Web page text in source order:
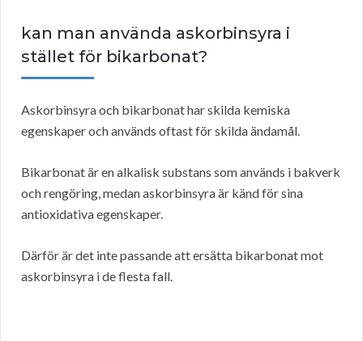
kan man använda askorbinsyra i
stället för bikarbonat?
Askorbinsyra och bikarbonat har skilda kemiska
egenskaper och används oftast för skilda ändamål.
Bikarbonat är en alkalisk substans som används i bakverk
och rengöring, medan askorbinsyra är känd för sina
antioxidativa egenskaper.
Därför är det inte passande att ersätta bikarbonat mot
askorbinsyra i de flesta fall.